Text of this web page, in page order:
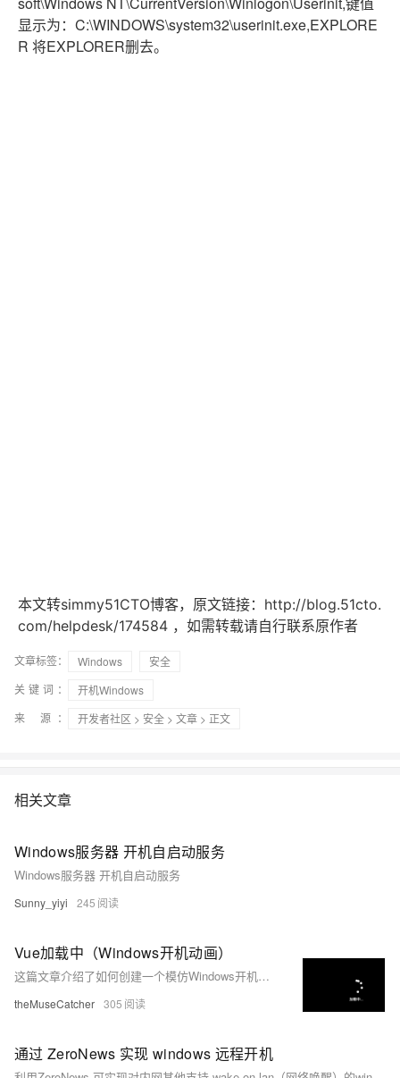
显示为：C:\WINDOWS\system32\userinit.exe,EXPLORE
R 将EXPLORER删去。
本文转simmy51CTO博客，原文链接：http://blog.51cto.
com/helpdesk/174584 ，如需转载请自行联系原作者
文章标签： Windows
安全
关键词：
开机Windows
来 源：
开发者社区 > 安全 > 文章 > 正文
相关文章
Windows服务器 开机自启动服务
Windows服务器 开机自启动服务
Sunny_yiyi 245
Vue加载中（Windows开机动画）
这篇文章介绍了如何创建一个模仿Windows开机动画的自定义Vue Loading组件，支持自定义描述文案、是否循环动画和动画间隔时长。
theMuseCatcher 305
通过 ZeroNews 实现 windows 远程开机